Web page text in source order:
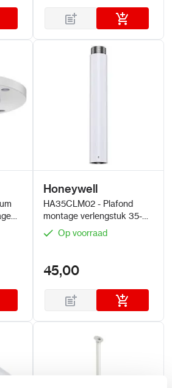
Honeywell
HA35CLM02 - Plafond
montage verlengstuk 35-
serieOp voorraad
45,00